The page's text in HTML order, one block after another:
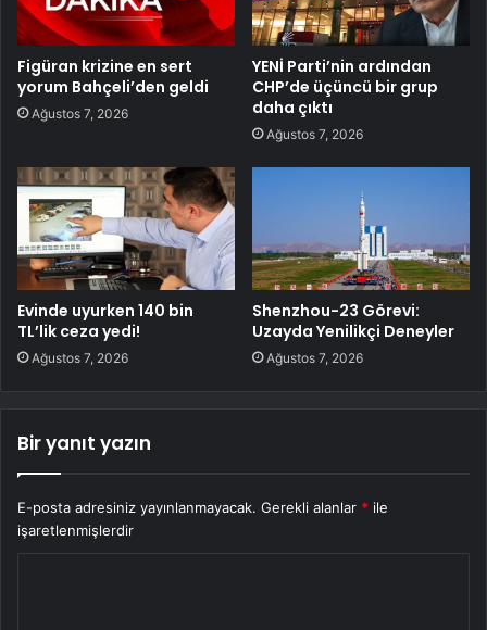
Figüran krizine en sert
yorum Bahçeli’den geldi
Ağustos 7, 2026
YENİ Parti’nin ardından
CHP’de üçüncü bir grup
daha çıktı
Ağustos 7, 2026
Evinde uyurken 140 bin
TL’lik ceza yedi!
Ağustos 7, 2026
Shenzhou-23 Görevi:
Uzayda Yenilikçi Deneyler
Ağustos 7, 2026
Bir yanıt yazın
E-posta adresiniz yayınlanmayacak. Gerekli alanlar * ile
işaretlenmişlerdir